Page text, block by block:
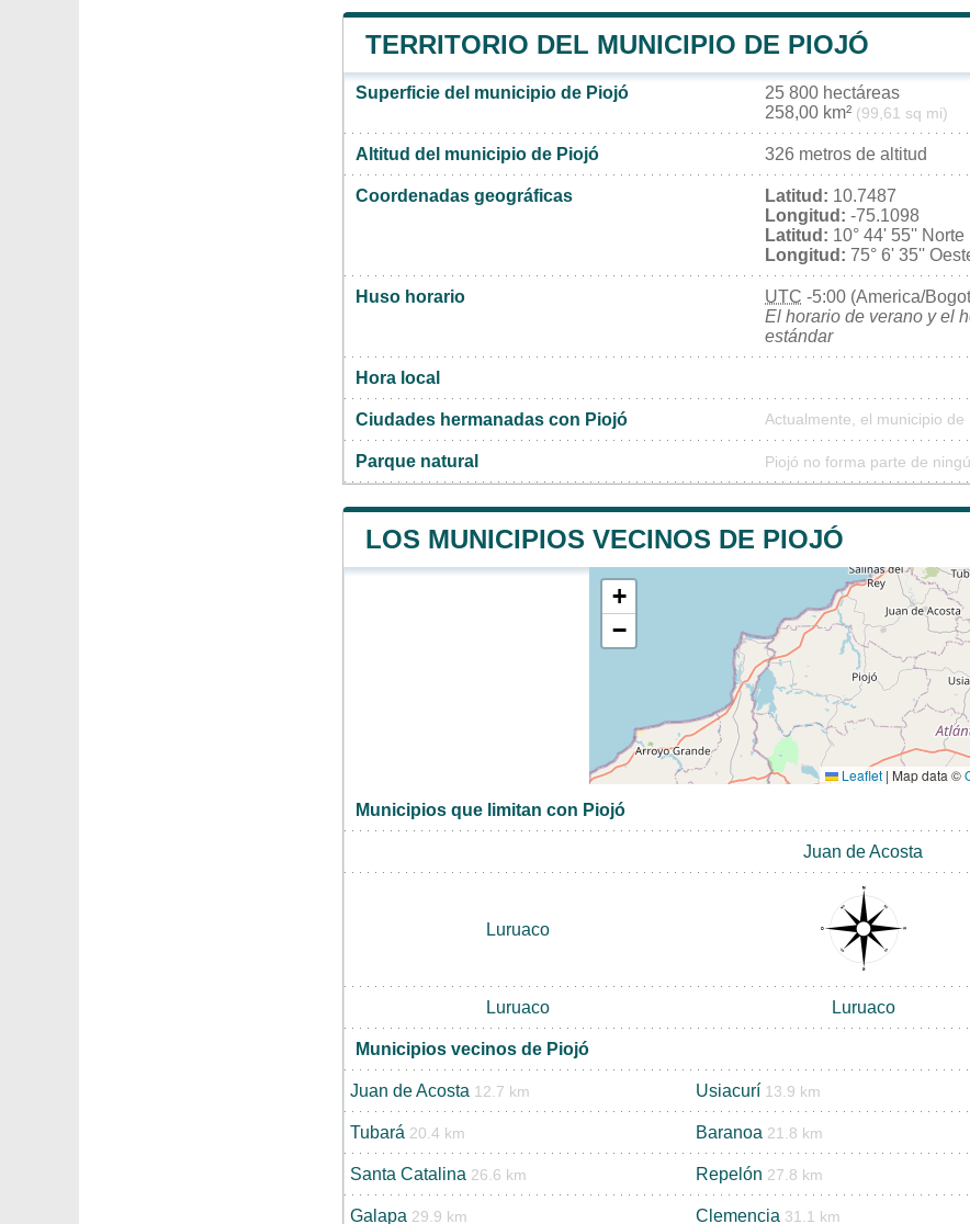
TERRITORIO DEL MUNICIPIO DE PIOJÓ
Superficie del municipio de Piojó
25 800 hectáreas
258,00 km² (99,61 sq mi)
Altitud del municipio de Piojó 326 metros de altitud
Coordenadas geográficas Latitud: 10.7487
Longitud: -75.1098
Latitud: 10° 44' 55'' Norte
Longitud: 75° 6' 35''
Huso horario UTC -5:00 (America/
El horario de verano y el
estándar
Hora local
Ciudades hermanadas con Piojó Actualmente, el municipio
Parque natural Piojó no forma parte de
LOS MUNICIPIOS VECINOS DE PIOJÓ
+
−
Leaflet | Map data ©
Municipios que limitan con Piojó
Juan de Acosta
Luruaco
Luruaco Luruaco
Municipios vecinos de Piojó
Juan de Acosta 12.7 km Usiacurí 13.9 km
Tubará 20.4 km Baranoa 21.8 km
Santa Catalina 26.6 km Repelón 27.8 km
Galapa 29.9 km Clemencia 31.1 km